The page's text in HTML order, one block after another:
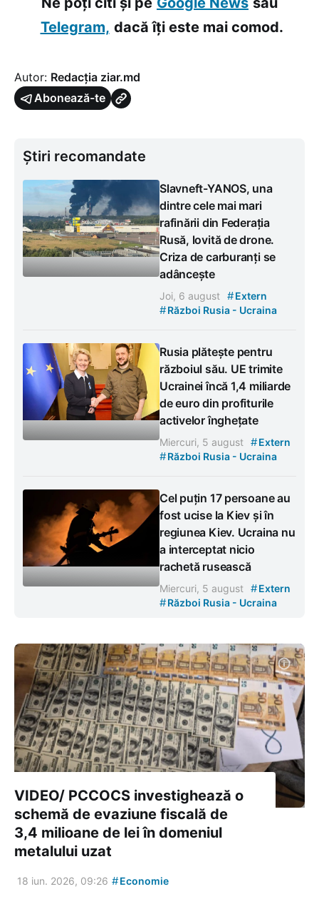
Telegram, dacă îți este mai comod.
Autor: Redacția ziar.md
Abonează-te
Știri recomandate
Slavneft-YANOS, una
dintre cele mai mari
rafinării din Federația
Rusă, lovită de drone.
Criza de carburanți se
adâncește
Joi, 6 august #Extern
#Război Rusia - Ucraina
Rusia plătește pentru
războiul său. UE trimite
Ucrainei încă 1,4 miliarde
de euro din profiturile
activelor înghețate
Miercuri, 5 august #Extern
#Război Rusia - Ucraina
Cel puțin 17 persoane au
fost ucise la Kiev și în
regiunea Kiev. Ucraina nu
a interceptat nicio
rachetă rusească
Miercuri, 5 august #Extern
#Război Rusia - Ucraina
VIDEO/ PCCOCS investighează o
schemă de evaziune fiscală de
3,4 milioane de lei în domeniul
metalului uzat
18 iun. 2026, 09:26 #Economie